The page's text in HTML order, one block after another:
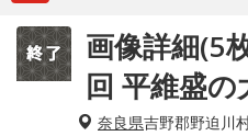
画像詳細(5
回 平維盛の
奈良県吉野郡野迫川